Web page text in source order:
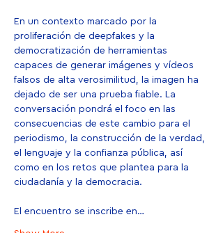
En un contexto marcado por la
proliferación de deepfakes y la
democratización de herramientas
capaces de generar imágenes y vídeos
falsos de alta verosimilitud, la imagen ha
dejado de ser una prueba fiable. La
conversación pondrá el foco en las
consecuencias de este cambio para el
periodismo, la construcción de la verdad,
el lenguaje y la confianza pública, así
como en los retos que plantea para la
ciudadanía y la democracia.
El encuentro se inscribe en…